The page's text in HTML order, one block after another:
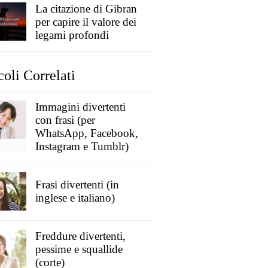
La citazione di Gibran
per capire il valore dei
legami profondi
Correlati
Immagini divertenti
con frasi (per
WhatsApp, Facebook,
Instagram e Tumblr)
Frasi divertenti (in
inglese e italiano)
Freddure divertenti,
pessime e squallide
(corte)